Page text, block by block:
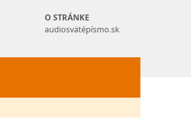
O STRÁNKE
audiosvätépísmo.sk